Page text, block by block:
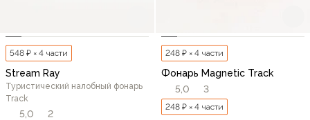
548 ₽ × 4 части
Stream Ray
Туристический налобный фонарь
Track
5,0 2
248 ₽ × 4 части
Фонарь Magnetic Track
5,0
3
248 ₽ × 4 части